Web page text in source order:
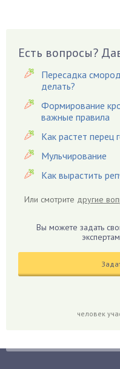
Вазоны
Вешенки
Виноград
Вишня
Вредители
Гардения
Гацания
Гвоздики
Герань
Гиппеаструм
Гладиолусы
Есть вопросы?
Пересадка
делать?
Формирование
важные правила
Как растет перец
Мульчирование
Как вырастить
Или смотрите другие
Вы можете задать
человек